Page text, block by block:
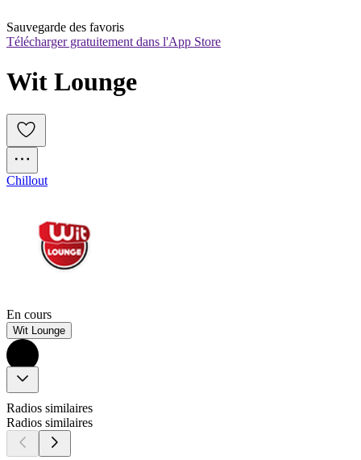
Sauvegarde des favoris
Télécharger gratuitement dans l'App Store
Wit Lounge
Chillout
En cours
Wit Lounge
Radios similaires
Radios similaires